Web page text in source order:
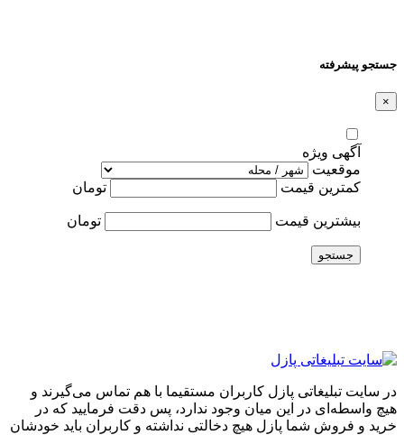
جستجو پیشرفته
×
آگهی ویژه
موقعیت
کمترین قیمت
تومان
بیشترین قیمت تومان
جستجو
در سایت تبلیغاتی پازل کاربران مستقیما با هم تماس می‌گیرند و
هیچ واسطه‌ای در این میان وجود ندارد، پس دقت فرمایید که در
خرید و فروشِ شما پازل هیچ دخالتی نداشته و کاربران باید خودشان